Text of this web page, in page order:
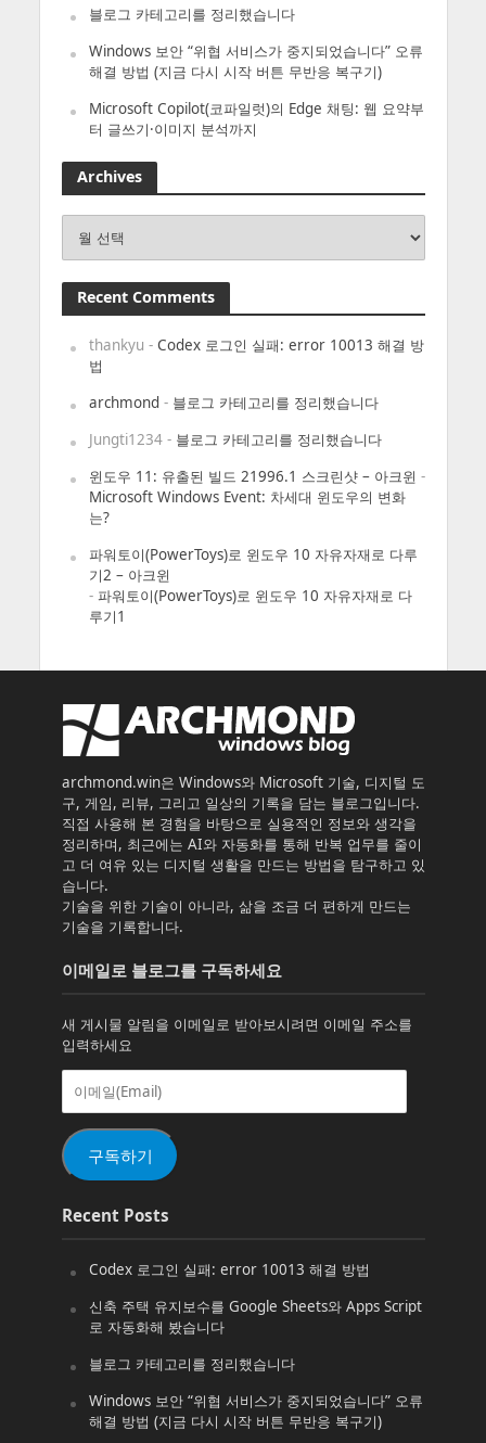
블로그 카테고리를 정리했습니다
Windows 보안 “위협 서비스가 중지되었습니다” 오류
해결 방법 (지금 다시 시작 버튼 무반응 복구기)
Microsoft Copilot(코파일럿)의 Edge 채팅: 웹 요약부
터 글쓰기·이미지 분석까지
Archives
Recent Comments
thankyu - Codex 로그인 실패: error 10013 해결 방
법
archmond - 블로그 카테고리를 정리했습니다
Jungti1234- 블로그 카테고리를 정리했습니다
윈도우 11: 유출된 빌드 21996.1 스크린샷 – 아크윈 -
Microsoft Windows Event: 차세대 윈도우의 변화
는?
파워토이(PowerToys)로 윈도우 10 자유자재로 다루
기2 – 아크윈
- 파워토이(PowerToys)로 윈도우 10 자유자재로 다
루기1
archmond.win은 Windows와 Microsoft 기술, 디지털 도
구, 게임, 리뷰, 그리고 일상의 기록을 담는 블로그입니다.
직접 사용해 본 경험을 바탕으로 실용적인 정보와 생각을
정리하며, 최근에는 AI와 자동화를 통해 반복 업무를 줄이
고 더 여유 있는 디지털 생활을 만드는 방법을 탐구하고 있
습니다.
기술을 위한 기술이 아니라, 삶을 조금 더 편하게 만드는
기술을 기록합니다.
이메일로 블로그를 구독하세요
새 게시물 알림을 이메일로 받아보시려면 이메일 주소를
입력하세요
(Email)
구독하기
Recent Posts
Codex 로그인 실패: error 10013 해결 방법
신축 주택 유지보수를 Google Sheets와 Apps Script
로 자동화해 봤습니다
블로그 카테고리를 정리했습니다
Windows 보안 “위협 서비스가 중지되었습니다” 오류
해결 방법 (지금 다시 시작 버튼 무반응 복구기)